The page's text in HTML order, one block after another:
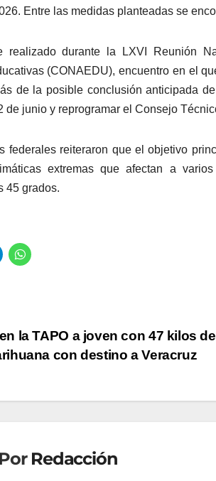
Entre las medidas planteadas se
realizado durante la LXVI Reunión
(CONAEDU), encuentro en el
de la posible conclusión anticipada
de junio y reprogramar el Consejo
federales reiteraron que el objetivo
extremas que afectan a
45 grados.
la TAPO a joven con 47 kilos de
con destino a Veracruz
Por Redacción